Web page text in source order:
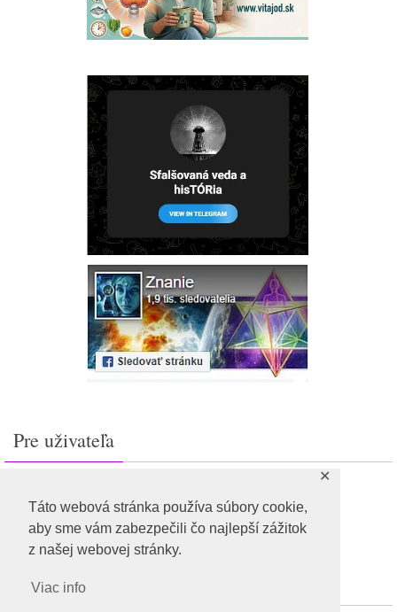
Táto webová stránka používa súbory cookie,
aby sme vám zabezpečili čo najlepší zážitok
z našej webovej stránky.
Viac info
✕
Pre uživateľa
Feed záznamov
RSS feed komentárov
WordPress.org